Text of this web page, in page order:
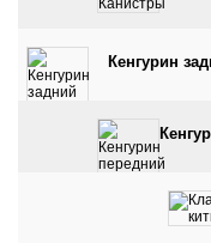
Кенгурин